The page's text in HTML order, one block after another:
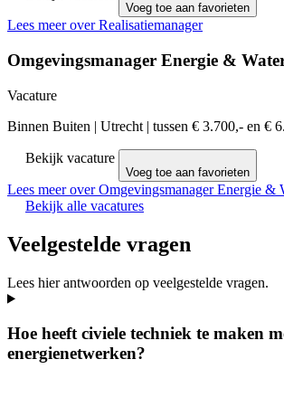
Voeg toe aan favorieten
Lees meer over Realisatiemanager
Omgevingsmanager Energie &
Vacature
Binnen Buiten | Utrecht | tussen € 3.700,- en €
Bekijk vacature
Voeg toe aan favorieten
Lees meer over Omgevingsmanager Energie &
Bekijk alle vacatures
Veelgestelde vragen
Lees hier antwoorden op veelgestelde vragen.
Hoe heeft civiele techniek te maken
energienetwerken?